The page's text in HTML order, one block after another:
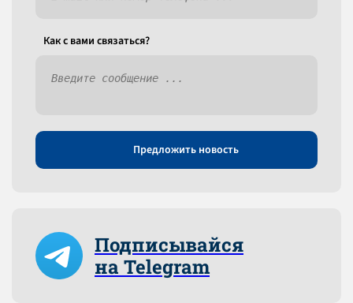
Как c вами связаться?
Предложить новость
Подписывайся
на Telegram